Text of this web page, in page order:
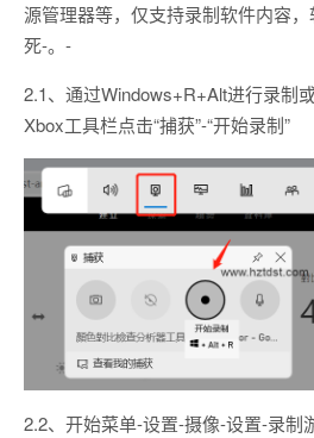
源管理器等，仅支持录制软件内容
死-。-
2.1、通过Windows+R+Alt进行录制
Xbox工具栏点击“捕获”-“开始录制”
2.2、开始菜单-设置-摄像-设置-录制